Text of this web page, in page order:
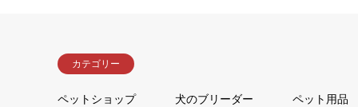
カテゴリー
ペットショップ 犬のブリーダー ペット用品